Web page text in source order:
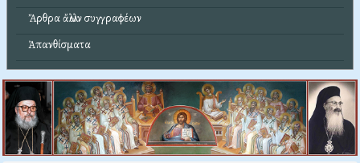
Ἄρθρα ἄλλων συγγραφέων
Ἀπανθίσματα